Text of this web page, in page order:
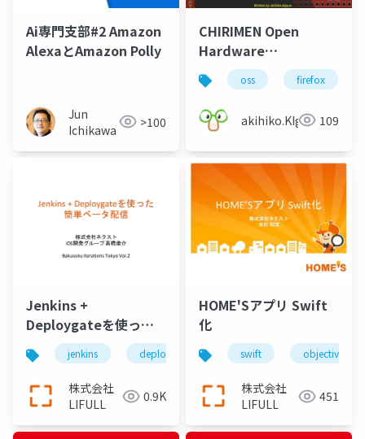
Ai専門支部#2 Amazon
AlexaとAmazon Polly
Jun
Ichikawa
>100
CHIRIMEN Open
Hardware
Community の紹介
oss firefox
akihiko.KIgure 109
Jenkins +
Deploygateを使った
簡単ベータ配信
jenkins deploygate bakusoku iterations tokyo
株式会社
LIFULL
0.9K
HOME'Sアプリ Swift
化
swift objective-c
株式会社
LIFULL
451